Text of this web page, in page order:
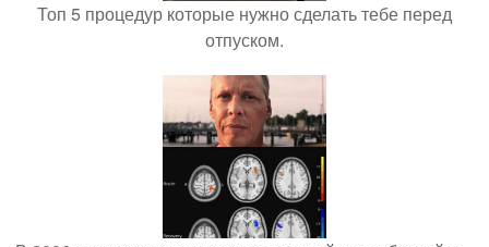
Топ 5 процедур которые нужно сделать тебе перед
отпуском.